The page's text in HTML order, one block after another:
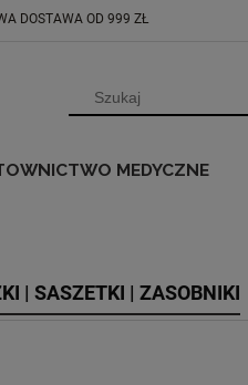
MEDYCZNE
DOSTAWA OD 999 ZŁ
| SASZETKI | ZASOBNIKI